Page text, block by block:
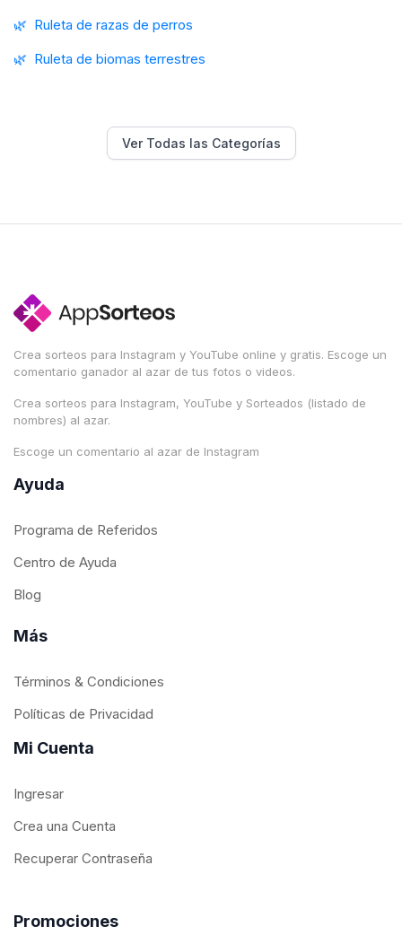
🌿 Ruleta de razas de perros
🌿 Ruleta de biomas terrestres
Ver Todas las Categorías
Crea sorteos para Instagram y YouTube online y gratis. Escoge un
comentario ganador al azar de tus fotos o videos.
Crea sorteos para Instagram, YouTube y Sorteados (listado de
nombres) al azar.
Escoge un comentario al azar de Instagram
Ayuda
Programa de Referidos
Centro de Ayuda
Blog
Más
Términos & Condiciones
Políticas de Privacidad
Mi Cuenta
Ingresar
Crea una Cuenta
Recuperar Contraseña
Promociones